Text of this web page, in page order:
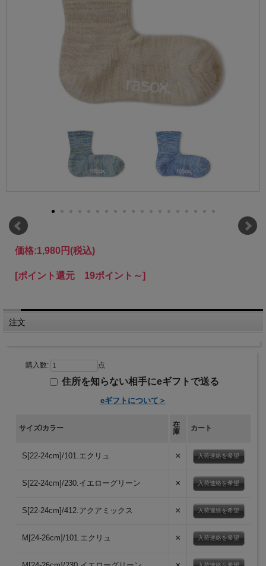
価格:1,980円 (税込)
[ポイント還元 19ポイント～]
注文
購入数: 点
住所を知らない相手にeギフトで送る
eギフトについて＞
サイズ/カラー
在
庫
カート
S[22-24cm]/101.エクリュ × 入荷連絡を希望
S[22-24cm]/230.イエローグリーン × 入荷連絡を希望
S[22-24cm]/412.アクアミックス × 入荷連絡を希望
M[24-26cm]/101.エクリュ × 入荷連絡を希望